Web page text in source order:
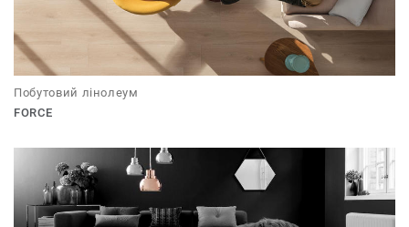
Побутовий лінолеум
FORCE